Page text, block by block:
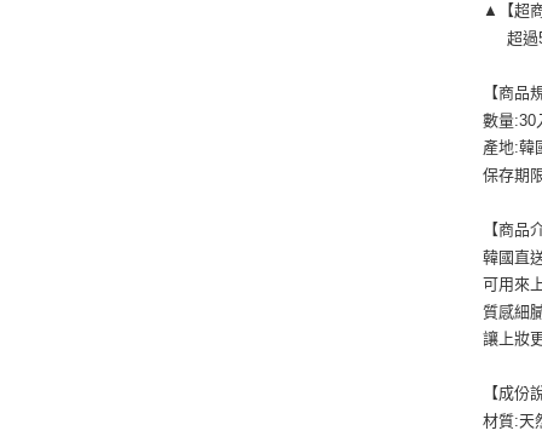
▲【超
超過5
【商品
數量:30
產地:韓
保存期
【商品
韓國直
可用來
質感細
讓上妝
【成份
材質:天